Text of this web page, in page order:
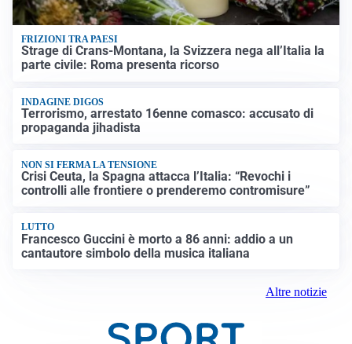
FRIZIONI TRA PAESI
Strage di Crans-Montana, la Svizzera nega all’Italia la
parte civile: Roma presenta ricorso
INDAGINE DIGOS
Terrorismo, arrestato 16enne comasco: accusato di
propaganda jihadista
NON SI FERMA LA TENSIONE
Crisi Ceuta, la Spagna attacca l’Italia: “Revochi i
controlli alle frontiere o prenderemo contromisure”
LUTTO
Francesco Guccini è morto a 86 anni: addio a un
cantautore simbolo della musica italiana
Altre notizie